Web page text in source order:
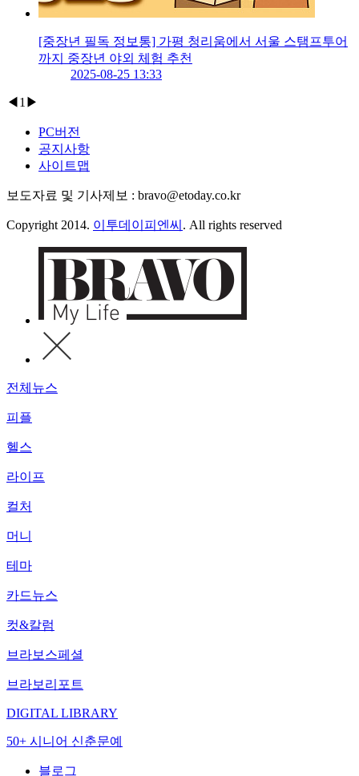
[중장년 필독 정보통] 가평 청리움에서 서울 스탬프투어
까지 중장년 야외 체험 추천
2025-08-25 13:33
◀ 1 ▶
PC버전
공지사항
사이트맵
보도자료 및 기사제보 : bravo@etoday.co.kr
Copyright 2014. 이투데이피엔씨 . All rights reserved
전체뉴스
피플
헬스
라이프
컬처
머니
테마
카드뉴스
컷&칼럼
브라보스페셜
브라보리포트
DIGITAL LIBRARY
50+ 시니어 신춘문예
블로그